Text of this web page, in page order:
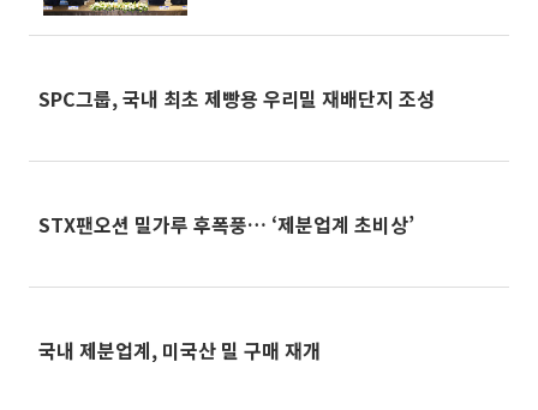
SPC그룹, 국내 최초 제빵용 우리밀 재배단지 조성
STX팬오션 밀가루 후폭풍… ‘제분업계 초비상’
국내 제분업계, 미국산 밀 구매 재개